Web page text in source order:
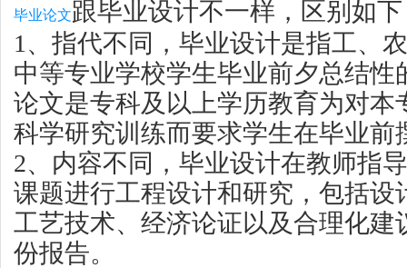
毕业论文跟毕业设计不一样，区别如
1、指代不同，毕业设计是指工、
中等专业学校学生毕业前夕总结性
论文是专科及以上学历教育为对本
科学研究训练而要求学生在毕业前
2、内容不同，毕业设计在教师指
课题进行工程设计和研究，包括设
工艺技术、经济论证以及合理化建
份报告。